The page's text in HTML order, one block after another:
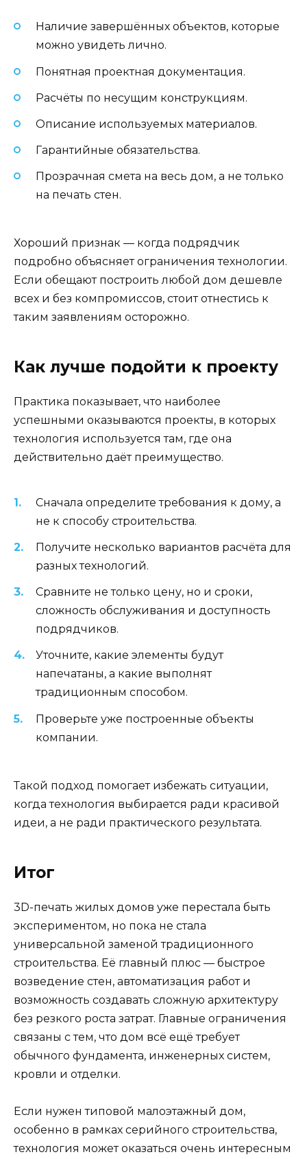
Наличие завершённых объектов, которые
можно увидеть лично.
Понятная проектная документация.
Расчёты по несущим конструкциям.
Описание используемых материалов.
Гарантийные обязательства.
Прозрачная смета на весь дом, а не только
на печать стен.
Хороший признак — когда подрядчик
подробно объясняет ограничения технологии.
Если обещают построить любой дом дешевле
всех и без компромиссов, стоит отнестись к
таким заявлениям осторожно.
Как лучше подойти к проекту
Практика показывает, что наиболее
успешными оказываются проекты, в которых
технология используется там, где она
действительно даёт преимущество.
Сначала определите требования к дому, а
не к способу строительства.
Получите несколько вариантов расчёта для
разных технологий.
Сравните не только цену, но и сроки,
сложность обслуживания и доступность
подрядчиков.
Уточните, какие элементы будут
напечатаны, а какие выполнят
традиционным способом.
Проверьте уже построенные объекты
компании.
Такой подход помогает избежать ситуации,
когда технология выбирается ради красивой
идеи, а не ради практического результата.
Итог
3D-печать жилых домов уже перестала быть
экспериментом, но пока не стала
универсальной заменой традиционного
строительства. Её главный плюс — быстрое
возведение стен, автоматизация работ и
возможность создавать сложную архитектуру
без резкого роста затрат. Главные ограничения
связаны с тем, что дом всё ещё требует
обычного фундамента, инженерных систем,
кровли и отделки.
Если нужен типовой малоэтажный дом,
особенно в рамках серийного строительства,
технология может оказаться очень интересным